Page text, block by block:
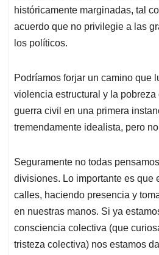
históricamente marginadas, tal
acuerdo que no privilegie a las
los políticos.
Podríamos forjar un camino que
violencia estructural y la
guerra civil en una primera
tremendamente idealista, pero
Seguramente no todas
divisiones. Lo importante es que
calles, haciendo presencia y
en nuestras manos. Si ya
consciencia colectiva (que
tristeza colectiva) nos estamos